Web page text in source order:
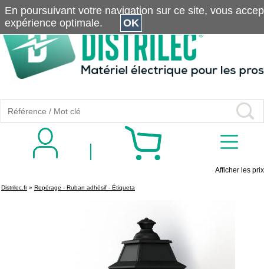
Afficher les prix
Distrilec.fr» Repérage - Ruban adhésif - Étiqueta
En poursuivant votre navigation sur ce site, vous
expérience optimale.
OK